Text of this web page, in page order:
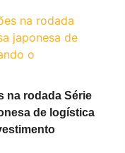
na rodada Série
de logística